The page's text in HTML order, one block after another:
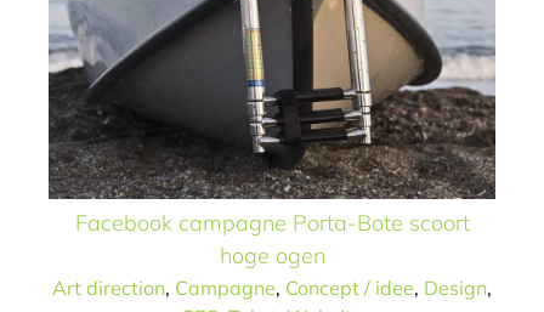
Facebook campagne Porta-Bote scoort
hoge ogen
Art direction, Campagne, Concept / idee, Design,